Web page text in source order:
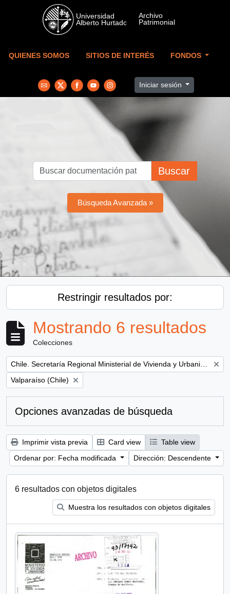
Skip to main content
QUIENES SOMOS SITIOS DE INTERÉS FONDOS
Iniciar sesión
Buscar
Búsqueda Avanzada »
Restringir resultados por:
Mostrando 6 resultados
Colecciones
Remove filter:
Remove filter:
Valparaíso (Chile)
Opciones avanzadas de búsqueda
Imprimir vista previa Card view
Table view
Ordenar por: Fecha modificada
Dirección: Descendente
6 resultados con objetos digitales
Muestra los resultados con objetos digitales